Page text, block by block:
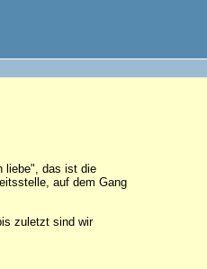
liebe", das ist die
auf dem Gang
zuletzt sind wir